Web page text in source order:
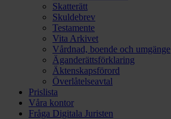
Skatterätt
Skuldebrev
Testamente
Vita Arkivet
Vårdnad, boende och umgänge
Äganderättsförklaring
Äktenskapsförord
Överlåtelseavtal
Prislista
Våra kontor
Fråga Digitala Juristen